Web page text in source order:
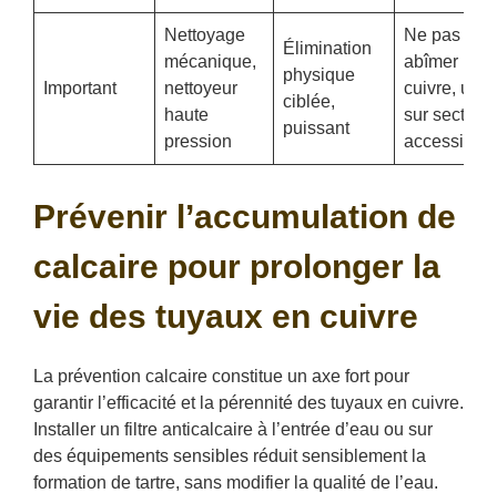
Important
Nettoyage
mécanique,
nettoyeur
haute
pression
Élimination
physique
ciblée,
puissant
Ne pas
abîmer le
cuivre,
sur sections
accessibles
Prévenir l’accumulation de
calcaire pour prolonger la
vie des tuyaux en cuivre
La prévention calcaire constitue un axe fort pour
garantir l’efficacité et la pérennité des tuyaux en cuivre.
Installer un filtre anticalcaire à l’entrée d’eau ou sur
des équipements sensibles réduit sensiblement la
formation de tartre, sans modifier la qualité de l’eau.